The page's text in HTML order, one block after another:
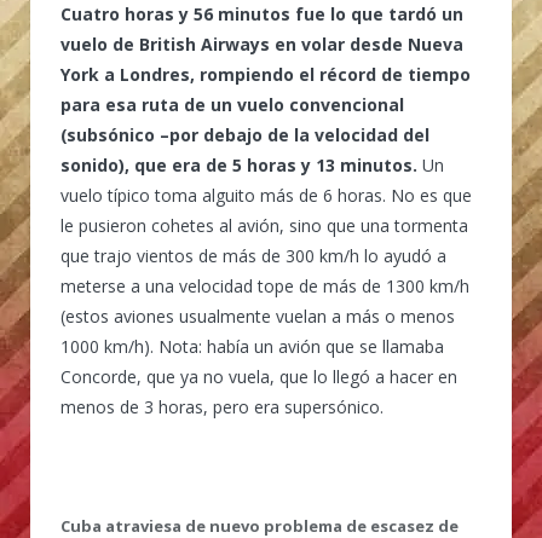
Cuatro horas y 56 minutos fue lo que tardó un
vuelo de British Airways en volar desde Nueva
York a Londres, rompiendo el récord de tiempo
para esa ruta de un vuelo convencional
(subsónico –por debajo de la velocidad del
sonido), que era de 5 horas y 13 minutos. Un
vuelo típico toma alguito más de 6 horas. No es que
le pusieron cohetes al avión, sino que una tormenta
que trajo vientos de más de 300 km/h lo ayudó a
meterse a una velocidad tope de más de 1300 km/h
(estos aviones usualmente vuelan a más o menos
1000 km/h). Nota: había un avión que se llamaba
Concorde, que ya no vuela, que lo llegó a hacer en
menos de 3 horas, pero era supersónico.
Cuba atraviesa de nuevo problema de escasez de